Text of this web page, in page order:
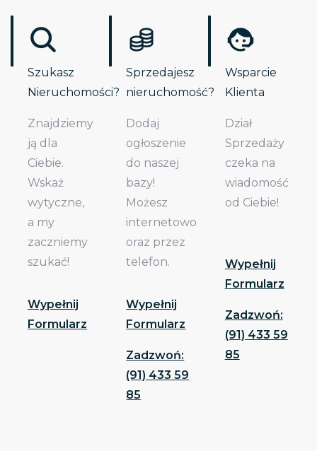
Szukasz
Nieruchomości?
Znajdziemy
ją dla
Ciebie.
Wskaż
wytyczne,
a my
zaczniemy
szukać!
Wypełnij
Formularz
Sprzedajesz
nieruchomość?
Dodaj
ogłoszenie
do naszej
bazy!
Możesz
internetowo
oraz przez
telefon.
Wypełnij
Formularz
Zadzwoń:
(91) 433 59
85
Wsparcie
Klienta
Dział
Sprzedaży
czeka na
wiadomość
od Ciebie!
Wypełnij
Formularz
Zadzwoń:
(91) 433 59
85